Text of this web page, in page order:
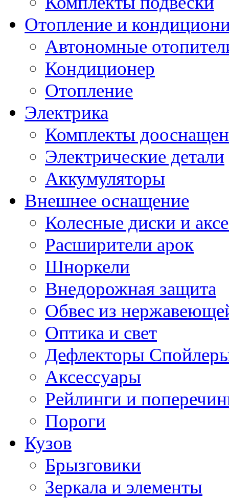
Отопление и
Автономные
Кондиционер
Отопление
Электрика
Комплекты
Электрические детали
Аккумуляторы
Внешнее оснащение
Колесные диски и
Расширители арок
Шноркели
Внедорожная защита
Обвес из
Оптика и свет
Дефлекторы
Аксессуары
Рейлинги и
Пороги
Кузов
Брызговики
Зеркала и элементы